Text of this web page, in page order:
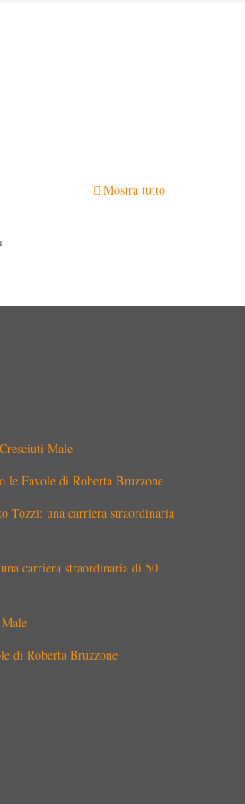
Mostra tutto
Male
le Favole di Roberta Bruzzone
Tozzi: una carriera straordinaria
carriera straordinaria di 50
di Roberta Bruzzone